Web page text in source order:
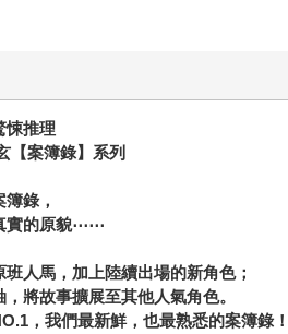
悚推理
【案簿錄】系列
錄，
實的原貌⋯⋯
班人馬，加上陸續出場的新角色；
將故事擴展至其他人氣角色。
，我們最新鮮，也最熟悉的案簿錄